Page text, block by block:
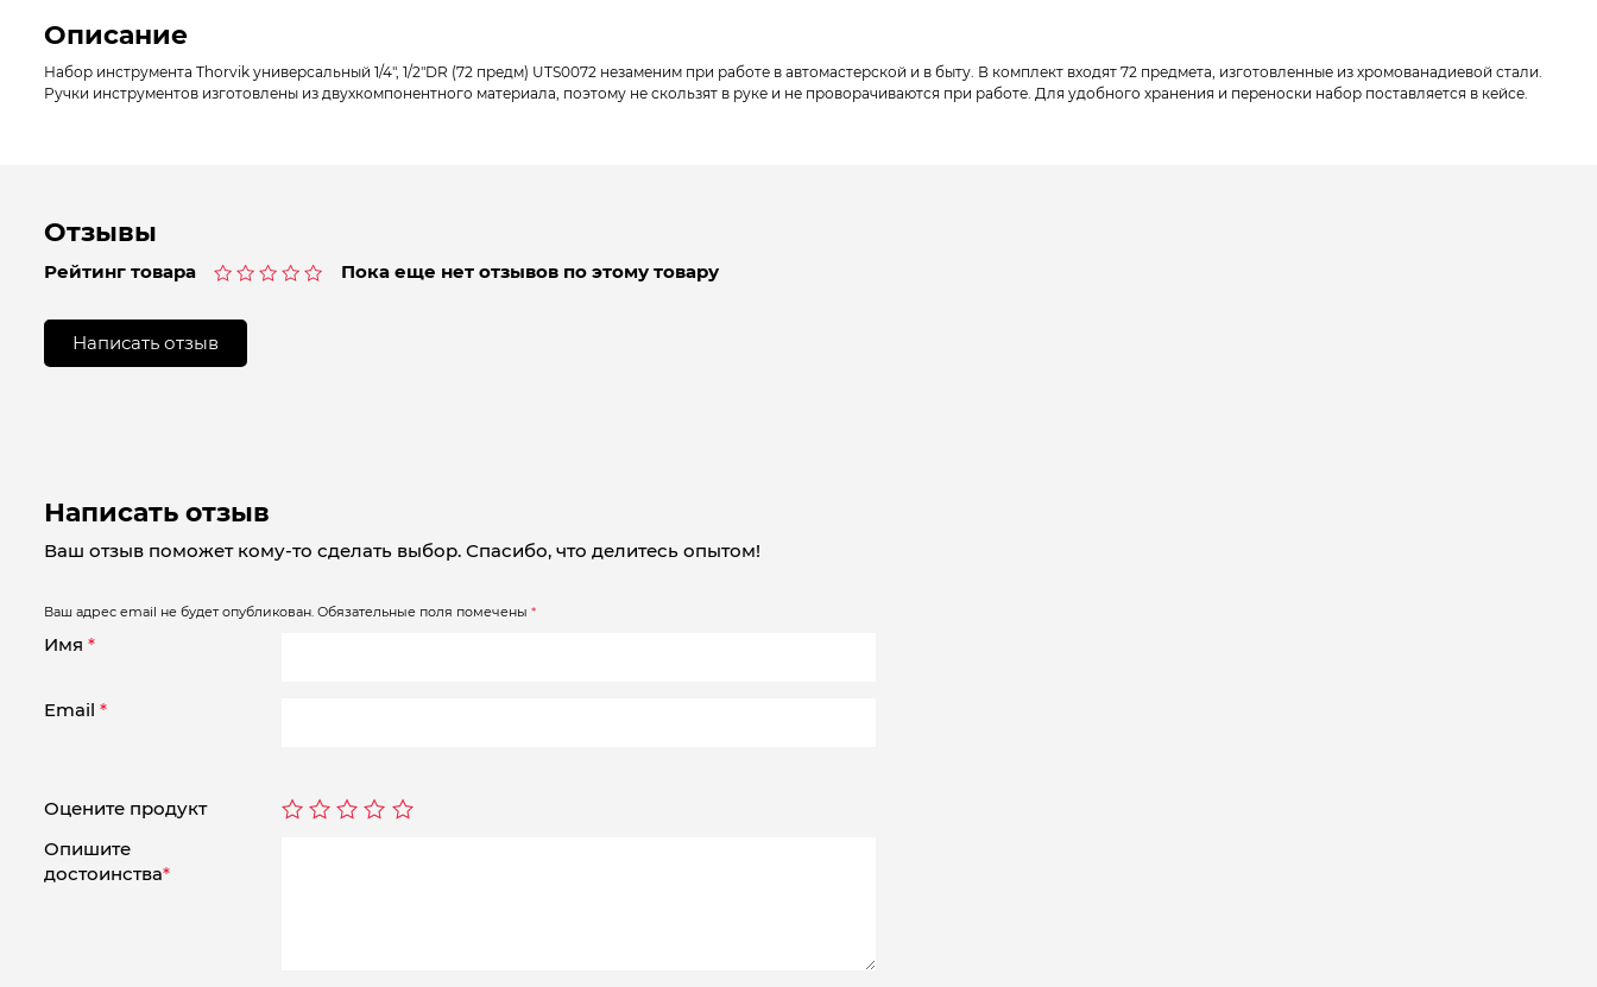
Описание
Набор инструмента Thorvik универсальный 1/4″, 1/2″DR (72 предм) UTS0072 незаменим при работе в автомастерской и в быту. В комплект входят 72 предмета, изготовленные из хромованадиевой стали.
Ручки инструментов изготовлены из двухкомпонентного материала, поэтому не скользят в руке и не проворачиваются при работе. Для удобного хранения и переноски набор поставляется в кейсе.
Отзывы
Рейтинг товара
0
5
Пока еще нет отзывов по этому товару
Написать отзыв
Написать отзыв
Ваш отзыв поможет кому-то сделать выбор. Спасибо, что делитесь опытом!
Ваш адрес email не будет опубликован. Обязательные поля помечены *
Имя *
Email *
Оцените продукт
Опишите
достоинства*